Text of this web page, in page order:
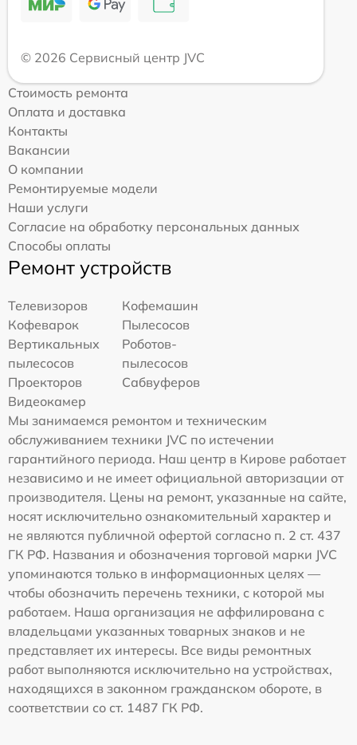
© 2026 Сервисный центр JVC
Стоимость ремонта
Оплата и доставка
Контакты
Вакансии
О компании
Ремонтируемые модели
Наши услуги
Согласие на обработку персональных данных
Способы оплаты
Ремонт устройств
Телевизоров
Кофемашин
Кофеварок
Пылесосов
Вертикальных
пылесосов
Роботов-
пылесосов
Проекторов
Сабвуферов
Видеокамер
Мы занимаемся ремонтом и техническим
обслуживанием техники JVC по истечении
гарантийного периода. Наш центр в Кирове работает
независимо и не имеет официальной авторизации от
производителя. Цены на ремонт, указанные на сайте,
носят исключительно ознакомительный характер и
не являются публичной офертой согласно п. 2 ст. 437
ГК РФ. Названия и обозначения торговой марки JVC
упоминаются только в информационных целях —
чтобы обозначить перечень техники, с которой мы
работаем. Наша организация не аффилирована с
владельцами указанных товарных знаков и не
представляет их интересы. Все виды ремонтных
работ выполняются исключительно на устройствах,
находящихся в законном гражданском обороте, в
соответствии со ст. 1487 ГК РФ.